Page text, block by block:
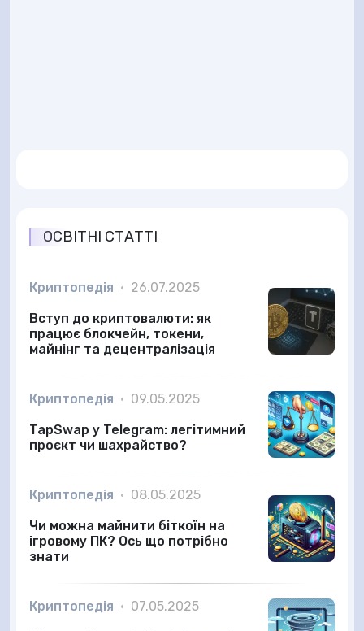
ОСВІТНІ СТАТТІ
Криптопедія • 26.07.2025
Вступ до криптовалюти: як
працює блокчейн, токени,
майнінг та децентралізація
Криптопедія • 09.05.2025
TapSwap у Telegram: легітимний
проєкт чи шахрайство?
Криптопедія • 08.05.2025
Чи можна майнити біткоїн на
ігровому ПК? Ось що потрібно
знати
Криптопедія • 07.05.2025